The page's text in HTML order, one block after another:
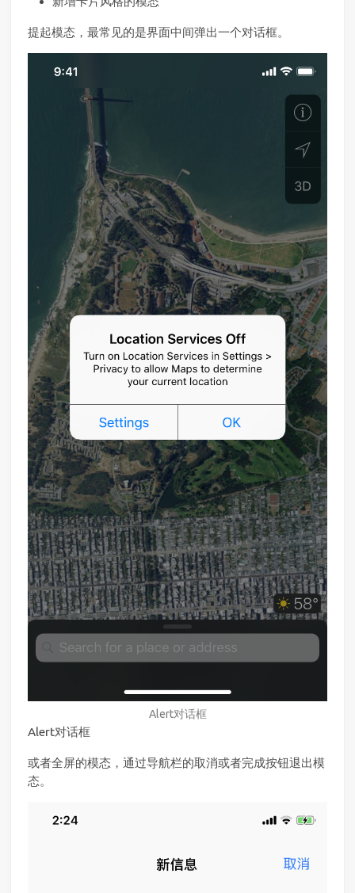
提起模态，最常见的是界面中间弹出一个对话框。
Alert对话框
Alert对话框
或者全屏的模态，通过导航栏的取消或者完成按钮退出模
态。